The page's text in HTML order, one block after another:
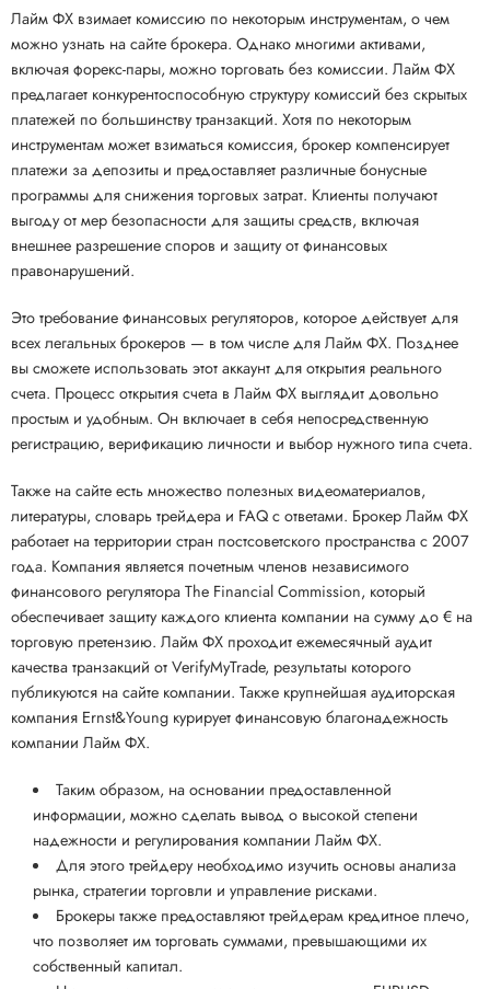
Лайм ФХ взимает комиссию по некоторым инструментам, о чем
можно узнать на сайте брокера. Однако многими активами,
включая форекс-пары, можно торговать без комиссии. Лайм ФХ
предлагает конкурентоспособную структуру комиссий без скрытых
платежей по большинству транзакций. Хотя по некоторым
инструментам может взиматься комиссия, брокер компенсирует
платежи за депозиты и предоставляет различные бонусные
программы для снижения торговых затрат. Клиенты получают
выгоду от мер безопасности для защиты средств, включая
внешнее разрешение споров и защиту от финансовых
правонарушений.
Это требование финансовых регуляторов, которое действует для
всех легальных брокеров — в том числе для Лайм ФХ. Позднее
вы сможете использовать этот аккаунт для открытия реального
счета. Процесс открытия счета в Лайм ФХ выглядит довольно
простым и удобным. Он включает в себя непосредственную
регистрацию, верификацию личности и выбор нужного типа счета.
Также на сайте есть множество полезных видеоматериалов,
литературы, словарь трейдера и FAQ с ответами. Брокер Лайм ФХ
работает на территории стран постсоветского пространства с 2007
года. Компания является почетным членов независимого
финансового регулятора The Financial Commission, который
обеспечивает защиту каждого клиента компании на сумму до € на
торговую претензию. Лайм ФХ проходит ежемесячный аудит
качества транзакций от VerifyMyTrade, результаты которого
публикуются на сайте компании. Также крупнейшая аудиторская
компания Ernst&Young курирует финансовую благонадежность
компании Лайм ФХ.
Таким образом, на основании предоставленной
информации, можно сделать вывод о высокой степени
надежности и регулирования компании Лайм ФХ.
Для этого трейдеру необходимо изучить основы анализа
рынка, стратегии торговли и управление рисками.
Брокеры также предоставляют трейдерам кредитное плечо,
что позволяет им торговать суммами, превышающими их
собственный капитал.